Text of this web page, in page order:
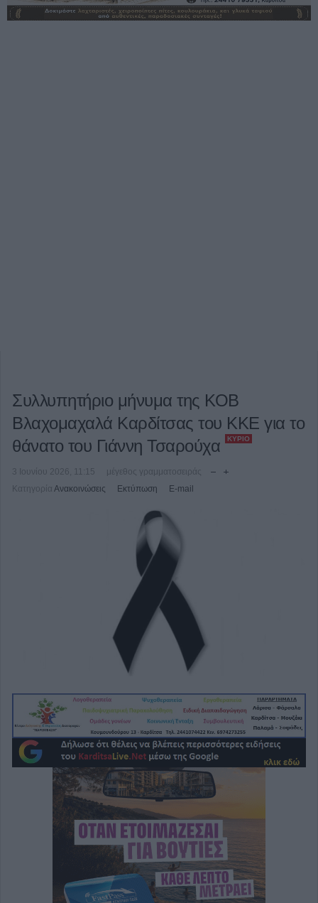
Συλλυπητήριο μήνυμα της ΚΟΒ
Βλαχομαχαλά Καρδίτσας του ΚΚΕ για το
θάνατο του Γιάννη Τσαρούχα
ΚΎΡΙΟ
3 Ιουνίου 2026, 11:15
μέγεθος γραμματοσειράς
Κατηγορία Ανακοινώσεις Εκτύπωση E-mail